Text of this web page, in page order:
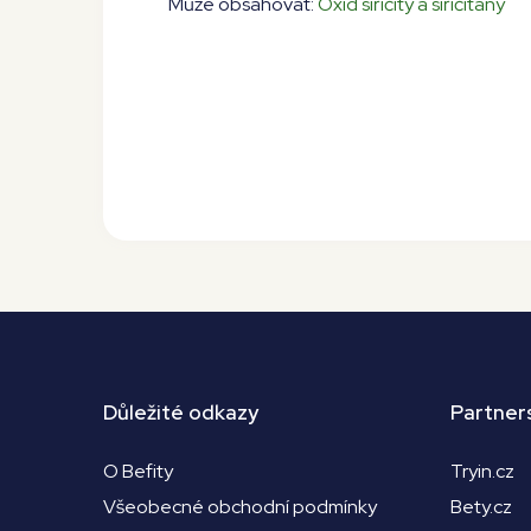
Důležité odkazy
O Befity
Všeobecné obchodní podmínky
Tryin.cz
Bety.cz